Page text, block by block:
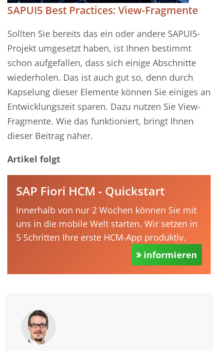
SAPUI5 Best Practices: View-Fragmente
Sollten Sie bereits das ein oder andere SAPUI5-
Projekt umgesetzt haben, ist Ihnen bestimmt
schon aufgefallen, dass sich einige Abschnitte
wiederholen. Das ist auch gut so, denn durch
Kapselung dieser Elemente können Sie einiges an
Entwicklungszeit sparen. Dazu nutzen Sie View-
Fragmente. Wie das funktioniert, bringt Ihnen
dieser Beitrag näher.
Artikel folgt
SAP Fiori HCM - Quickstart
Innerhalb von nur 2 Wochen können Sie mit
uns in die mobile Welt starten. Wir setzen in
5 Schritten Ihre erste HCM-App produktiv.
informieren